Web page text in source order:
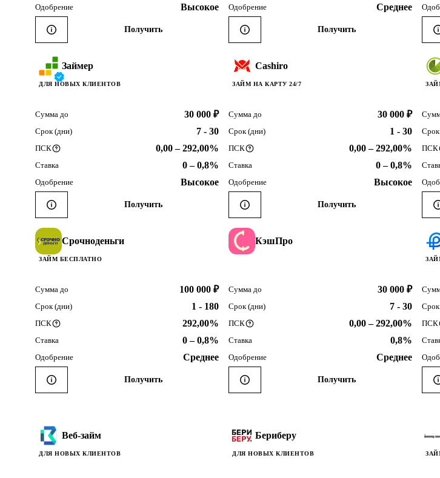
Одобрение Высокое
Получить
Одобрение Среднее
Получить
Займер
ДЛЯ НОВЫХ КЛИЕНТОВ
Сумма до 30 000 ₽
Срок (дни) 7 - 30
ПСК 0,00 – 292,00%
Ставка 0 – 0,8%
Одобрение Высокое
Получить
Cashiro
ЗАЙМ НА КАРТУ 24/7
Сумма до 30 000 ₽
Срок (дни) 1 - 30
ПСК 0,00 – 292,00%
Ставка 0 – 0,8%
Одобрение Высокое
Получить
ПСК
Срочноденьги
ЗАЙМ БЕСПЛАТНО
Сумма до 100 000 ₽
Срок (дни) 1 - 180
ПСК 292,00%
Ставка 0 – 0,8%
Одобрение Среднее
Получить
КэшПро
Сумма до 30 000 ₽
Срок (дни) 7 - 30
ПСК 0,00 – 292,00%
Ставка 0,8%
Одобрение Среднее
Получить
ПСК
Веб-займ
ДЛЯ НОВЫХ КЛИЕНТОВ
Бериберу
ДЛЯ НОВЫХ КЛИЕНТОВ